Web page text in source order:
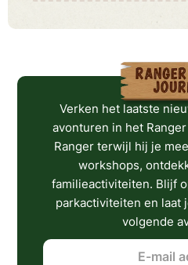
Verken het laatste
avonturen in het
Ranger terwijl hij je
workshops,
familieactiviteiten. Blijf
parkactiviteiten en laat
volgende